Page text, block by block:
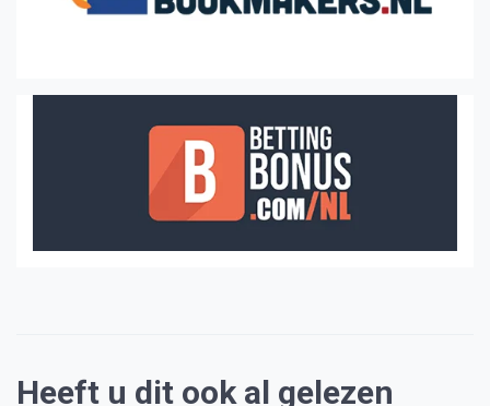
Heeft u dit ook al gelezen